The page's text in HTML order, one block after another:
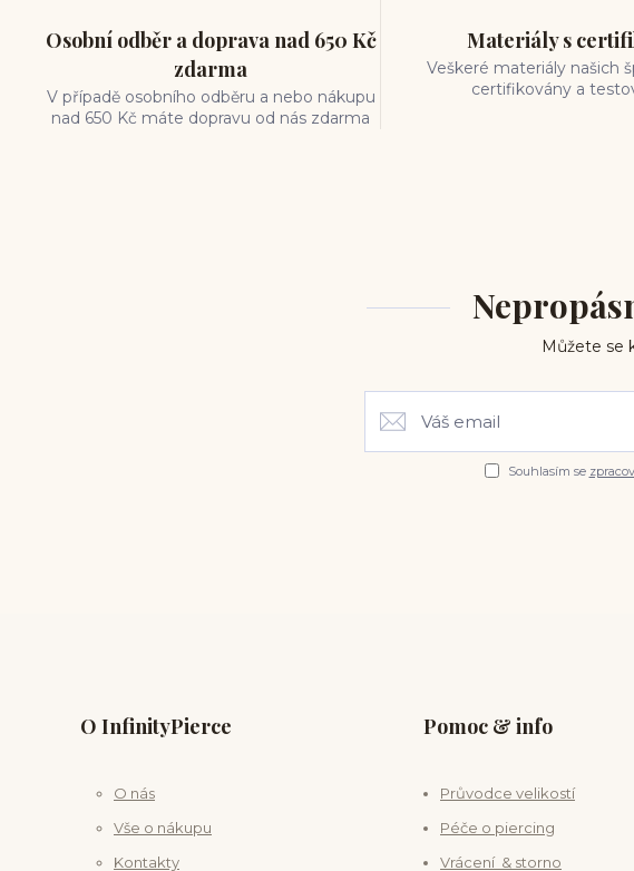
hypoalergenní materiál
ocelové šperky
titan šperky
luxusní piercing
velikost piercingu
piercing do ucha
conch piercing
Osobní odběr a doprava nad 650 Kč
zdarma
V případě osobního odběru a nebo nákupu
nad 650 Kč máte dopravu od nás zdarma
Materiály s
Veškeré materiály našich
certifikovány a
Můžete se
Souhlasím se
O InfinityPierce
O nás
Vše o nákupu
Kontakty
Pomoc & info
Průvodce velikostí
Péče o piercing
Vrácení & storno